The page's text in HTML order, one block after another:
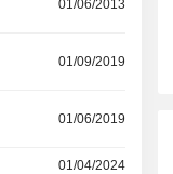
01/06/2013
01/09/2019
01/06/2019
01/04/2024